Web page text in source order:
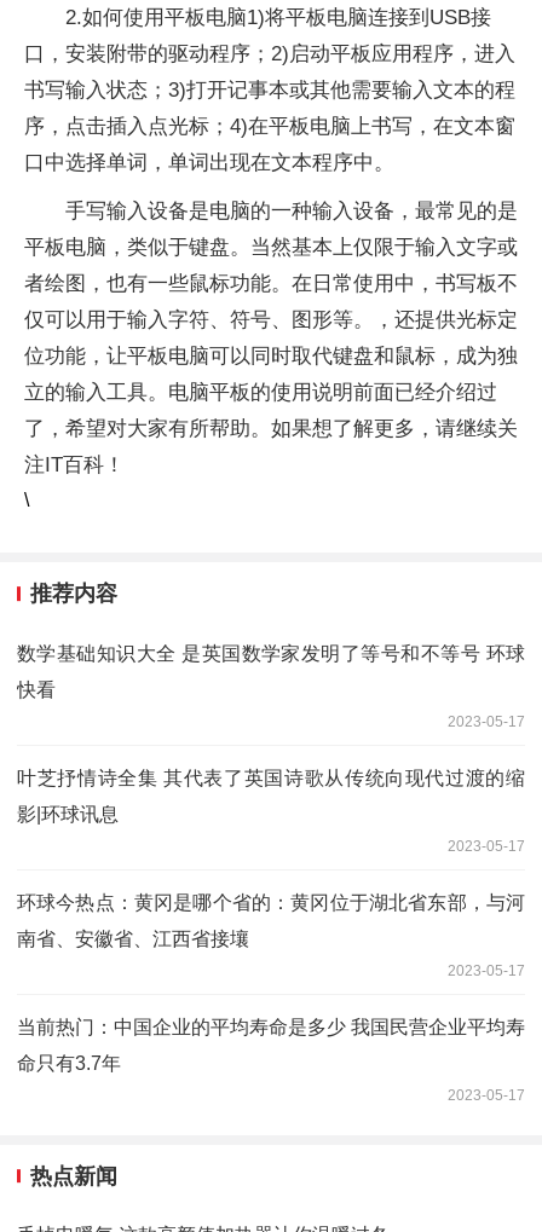
2.如何使用平板电脑1)将平板电脑连接到USB接
口，安装附带的驱动程序；2)启动平板应用程序，进入
书写输入状态；3)打开记事本或其他需要输入文本的程
序，点击插入点光标；4)在平板电脑上书写，在文本窗
口中选择单词，单词出现在文本程序中。
手写输入设备是电脑的一种输入设备，最常见的是
平板电脑，类似于键盘。当然基本上仅限于输入文字或
者绘图，也有一些鼠标功能。在日常使用中，书写板不
仅可以用于输入字符、符号、图形等。，还提供光标定
位功能，让平板电脑可以同时取代键盘和鼠标，成为独
立的输入工具。电脑平板的使用说明前面已经介绍过
了，希望对大家有所帮助。如果想了解更多，请继续关
注IT百科！
\
推荐内容
数学基础知识大全 是英国数学家发明了等号和不等号 环球
快看
2023-05-17
叶芝抒情诗全集 其代表了英国诗歌从传统向现代过渡的缩
影|环球讯息
2023-05-17
环球今热点：黄冈是哪个省的：黄冈位于湖北省东部，与河
南省、安徽省、江西省接壤
2023-05-17
当前热门：中国企业的平均寿命是多少 我国民营企业平均寿
命只有3.7年
2023-05-17
热点新闻